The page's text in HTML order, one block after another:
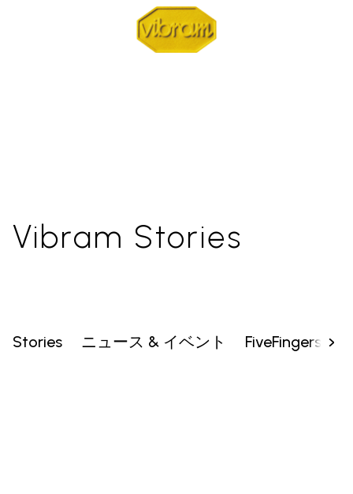
Vibram Stories
Stories ニュース & イベント FiveFingers